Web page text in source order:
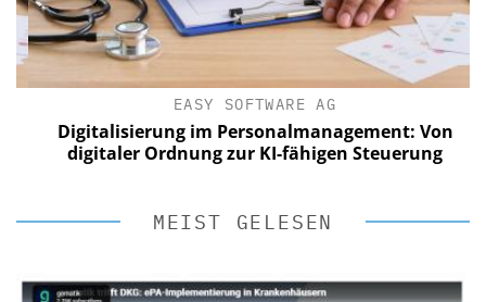
EASY SOFTWARE AG
Digitalisierung im Personalmanagement: Von
digitaler Ordnung zur KI-fähigen Steuerung
MEIST GELESEN